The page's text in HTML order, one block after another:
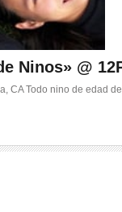
Ninos» @
CA Todo nino de edad